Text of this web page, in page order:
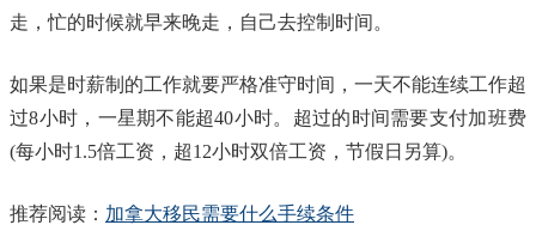
走，忙的时候就早来晚走，自己去控制时间。
如果是时薪制的工作就要严格准守时间，一天不能连续工作超
过8小时，一星期不能超40小时。超过的时间需要支付加班费
(每小时1.5倍工资，超12小时双倍工资，节假日另算)。
推荐阅读： 加拿大移民需要什么手续条件